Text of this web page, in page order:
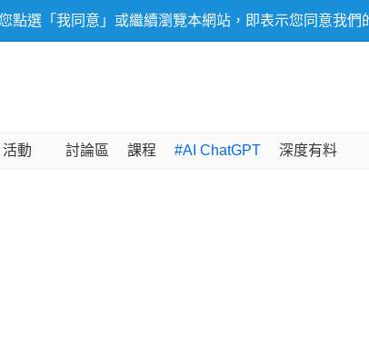
點選「我同意」或繼續瀏覽本網站，即表示您同意我們
活動 討論區 課程 #AI ChatGPT 深度有料